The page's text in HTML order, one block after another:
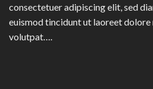
consectetuer adipiscing elit, sed
euismod tincidunt ut laoreet dolore
volutpat….